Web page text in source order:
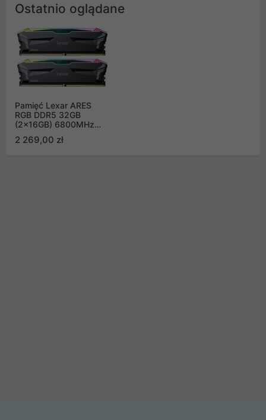
Ostatnio oglądane
Pamięć Lexar ARES
RGB DDR5 32GB
(2x16GB) 6800MHz
LD5U16G68C34LA-
2 269,00 zł